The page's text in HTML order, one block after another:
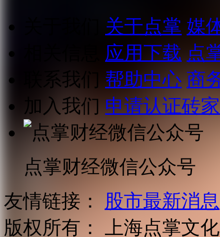
关于点掌 媒
应用下载 点
联系我们 帮助中心 商
加入我们 申请认证砖家
点掌财经微信公众号
友情链接：
股市最新消息
版权所有：
上海点掌文